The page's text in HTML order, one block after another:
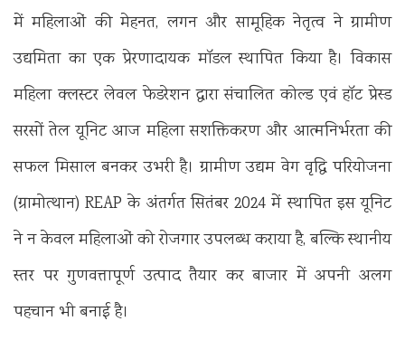
में महिलाओं की मेहनत, लगन और सामूहिक नेतृत्व ने ग्रामीण
उद्यमिता का एक प्रेरणादायक मॉडल स्थापित किया है। विकास
महिला क्लस्टर लेवल फेडरेशन द्वारा संचालित कोल्ड एवं हॉट प्रेस्ड
सरसों तेल यूनिट आज महिला सशक्तिकरण और आत्मनिर्भरता की
सफल मिसाल बनकर उभरी है। ग्रामीण उद्यम वेग वृद्धि परियोजना
(ग्रामोत्थान) REAP के अंतर्गत सितंबर 2024 में स्थापित इस यूनिट
ने न केवल महिलाओं को रोजगार उपलब्ध कराया है, बल्कि स्थानीय
स्तर पर गुणवत्तापूर्ण उत्पाद तैयार कर बाजार में अपनी अलग
पहचान भी बनाई है।